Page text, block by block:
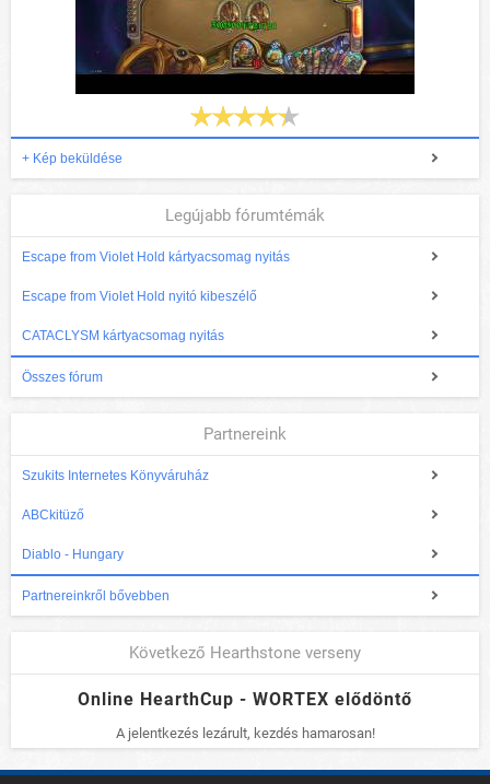
+ Kép beküldése
Legújabb fórumtémák
Escape from Violet Hold kártyacsomag nyitás
Escape from Violet Hold nyitó kibeszélő
CATACLYSM kártyacsomag nyitás
Összes fórum
Partnereink
Szukits Internetes Könyváruház
ABCkitüző
Diablo - Hungary
Partnereinkről bővebben
Következő Hearthstone verseny
Online HearthCup - WORTEX elődöntő
A jelentkezés lezárult, kezdés hamarosan!